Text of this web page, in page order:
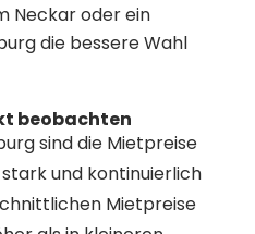
Neckar oder ein
die bessere Wahl
beobachten
sind die Mietpreise
und kontinuierlich
Mietpreise